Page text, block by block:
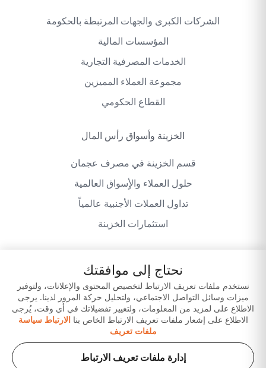
الشركات الكبرى والجهات المرتبطة بالحكومة
المؤسسات المالية
الخدمات المصرفية التجارية
مجموعة العملاء المميزين
القطاع الحكومي
الخزينة وأسواق رأس المال
قسم الخزينة في مصرف عجمان
حلول العملاء والأٍسواق العالمية
تداول العملات الأجنبية عالمياً
استثمارات الخزينة
سياسة الخصوصية
شروط وأحكام الموقع
إخلاء المسؤولية
حمّل تطبيقاتنا
نحتاج إلى موافقتك
نستخدم ملفات تعريف الارتباط لتخصيص المحتوى والإعلانات، ولتوفير
ميزات وسائل التواصل الاجتماعي، ولتحليل حركة المرور لدينا. يرجى
الاطلاع على لمزيد من المعلومات، ولتغيير تفضيلاتك في أي وقت، يُرجى
الاطلاع على إشعار ملفات تعريف الارتباط الخاص بناالارتباط سياسة
ملفات تعريف
إدارة ملفات تعريف الارتباط